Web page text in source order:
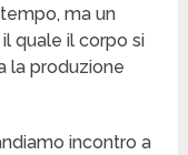
ma un
quale il corpo si
la produzione
incontro a